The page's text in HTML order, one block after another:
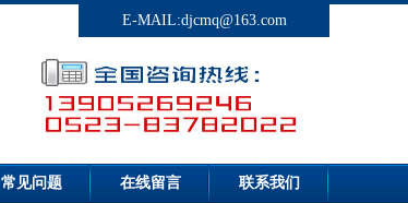
E-MAIL:djcmq@163.com
常见问题 在线留言 联系我们